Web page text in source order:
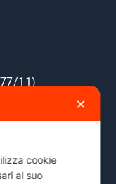
11)
✕
cookie
al suo